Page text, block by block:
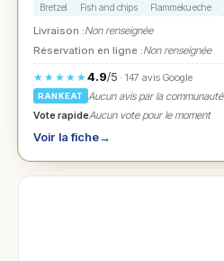
Bretzel Fish and chips Flammekueche
Livraison :Non renseignée
Réservation en ligne :Non renseignée
★★★★★4.9/5· 147 avis Google
RANKEAT
Aucun avis par la communauté
Vote rapideAucun vote pour le moment
Voir la fiche→